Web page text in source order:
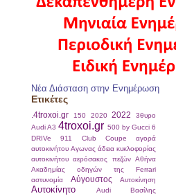
Νέα Διάσταση στην Ενημέρωση
Ετικέτες
.4troxoi.gr 150 2020 2022
3θυρο
Audi A3 4troxoi.gr 500 by Gucci 6
DRIVe
911 Club Coupe
αγορά
αυτοκινήτου Αγωνας άδεια κυκλοφορίας
αυτοκινήτου αερόσακος πεζών Αθήνα
Ακαδημίας οδηγών της Ferrari
αστυνομία
Αύγουστος Αυτοκίνηση
Αυτοκίνητο Αudi
Βασίλης